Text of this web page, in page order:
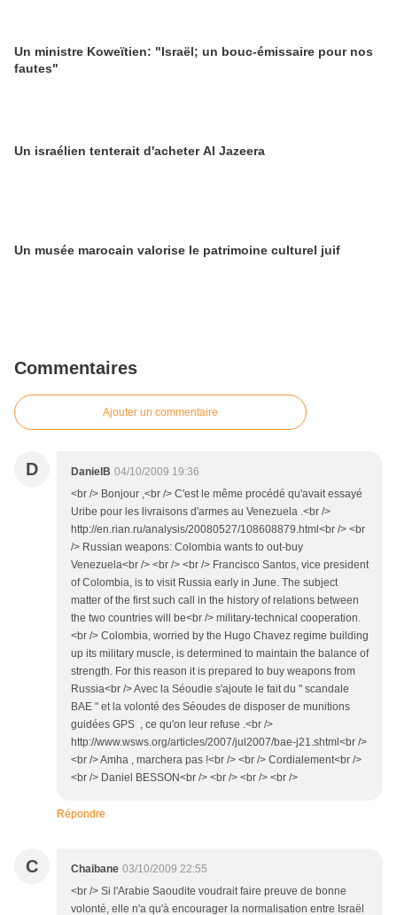
Un ministre Koweïtien: "Israël; un bouc-émissaire pour nos
fautes"
Un israélien tenterait d'acheter Al Jazeera
Un musée marocain valorise le patrimoine culturel juif
Commentaires
Ajouter un commentaire
D DanielB 04/10/2009 19:36
<br /> Bonjour ,<br /> C'est le même procédé qu'avait essayé
Uribe pour les livraisons d'armes au Venezuela .<br />
http://en.rian.ru/analysis/20080527/108608879.html<br /> <br
/> Russian weapons: Colombia wants to out-buy
Venezuela<br /> <br /> <br /> Francisco Santos, vice president
of Colombia, is to visit Russia early in June. The subject
matter of the first such call in the history of relations between
the two countries will be<br /> military-technical cooperation.
<br /> Colombia, worried by the Hugo Chavez regime building
up its military muscle, is determined to maintain the balance of
strength. For this reason it is prepared to buy weapons from
Russia<br /> Avec la Séoudie s'ajoute le fait du " scandale
BAE " et la volonté des Séoudes de disposer de munitions
guidées GPS , ce qu'on leur refuse .<br />
http://www.wsws.org/articles/2007/jul2007/bae-j21.shtml<br />
<br /> Amha , marchera pas !<br /> <br /> Cordialement<br />
<br /> Daniel BESSON<br /> <br /> <br /> <br />
Répondre
C Chaibane 03/10/2009 22:55
<br /> Si l'Arabie Saoudite voudrait faire preuve de bonne
volonté, elle n'a qu'à encourager la normalisation entre Israël